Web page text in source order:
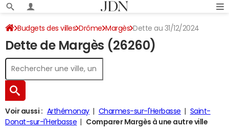
Budgets des villes Drôme Margès Dette au 31/12/2024
Dette de Margès (26260)
Voir aussi : Arthémonay Charmes-sur-l'Herbasse
Saint-
Donat-sur-l'Herbasse
Comparer Margès à une autre ville